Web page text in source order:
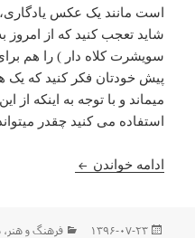
است مانند یک عکس
شاید تعجب کنید که از امروز
سویشرت کلاه دار ) را هم
پیش خودتان فکر کنید که یک
میماند و با توجه به اینکه از
استفاده می کنید چقدر
ادامه خواندن با یک لباس سگ
ارسال
۱۳۹۶-۰۷-۲۳ دسته‌ها
فرهنگ و هنر ،